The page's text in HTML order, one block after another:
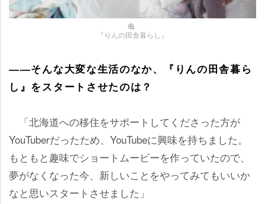
『りんの田舎暮らし』
――そんな大変な生活のなか、『りんの田舎暮ら
し』をスタートさせたのは？
「北海道への移住をサポートしてくださった方が
YouTuberだったため、YouTubeに興味を持ちました。
もともと趣味でショートムービーを作っていたので、
夢がなくなった今、新しいことをやってみてもいいか
なと思いスタートさせました」